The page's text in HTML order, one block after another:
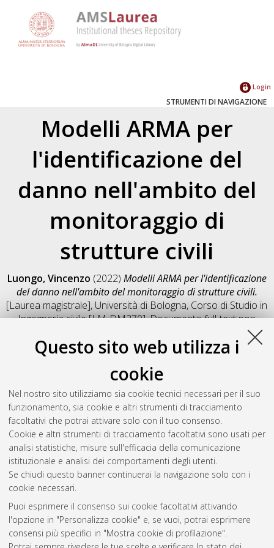
Questo sito web utilizza i
cookie
Nel nostro sito utilizziamo sia cookie tecnici necessari per il suo
funzionamento, sia cookie e altri strumenti di tracciamento
facoltativi che potrai attivare solo con il tuo consenso.
Cookie e altri strumenti di tracciamento facoltativi sono usati per
analisi statistiche, misure sull'efficacia della comunicazione
istituzionale e analisi dei comportamenti degli utenti.
Se chiudi questo banner continuerai la navigazione solo con i
cookie necessari.
Puoi esprimere il consenso sui cookie facoltativi attivando
l'opzione in "Personalizza cookie" e, se vuoi, potrai esprimere
consensi più specifici in "Mostra cookie di profilazione".
Login
STRUMENTI DI NAVIGAZIONE
Modelli ARMA per
l'identificazione del
danno nell'ambito del
monitoraggio di
strutture civili
Luongo, Vincenzo (2022) Modelli ARMA per l'identificazione
del danno nell'ambito del monitoraggio di strutture civili.
[Laurea magistrale], Università di Bologna, Corso di Studio in
Ingegneria civile [LM-DM270], Documento full-text non
Salva citazione
Condividi
Il full-text non è disponibile per scelta dell'autore. (
Abstract
Altri metadati
Gestione del documento:
Atom
Rss 1.0